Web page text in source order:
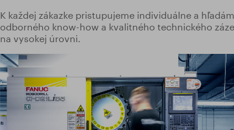
Dokumenty
Certifikát ISO 9001:2015
Osvědčenie o členstve v HK
Obchodní podmínky
K každej zákazke pristupujeme individuálne a
odborného know-how a kvalitného technického
na vysokej úrovni.